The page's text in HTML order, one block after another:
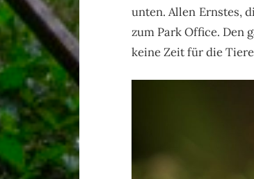
unten. Allen Ernstes,
zum Park Office. Den
keine Zeit für die